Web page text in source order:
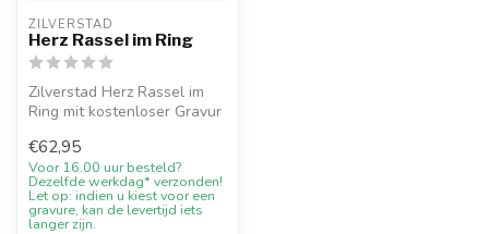
ZILVERSTAD
Herz Rassel im Ring
Zilverstad Herz Rassel im
Ring mit kostenloser Gravur
Willkommensrabatt ...
€62,95
Voor 16.00 uur besteld?
Dezelfde werkdag* verzonden!
Let op: indien u kiest voor een
gravure, kan de levertijd iets
langer zijn.